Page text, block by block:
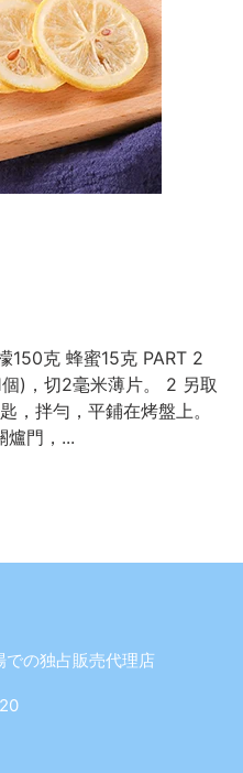
150克 蜂蜜15克 PART 2
)，切2毫米薄片。 2 另取
，拌勻，平鋪在烤盤上。
爐門，...
の独占販売代理店